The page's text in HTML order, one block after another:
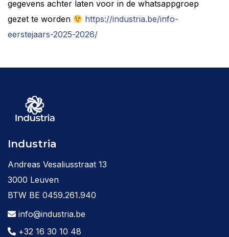
gegevens achter laten voor in de whatsappgroep
gezet te worden
https://industria.be/info-
eerstejaars-2025-2026/
Industria
Andreas Vesaliusstraat 13
3000 Leuven
BTW BE 0459.261.940
info@industria.be
+32 16 30 10 48